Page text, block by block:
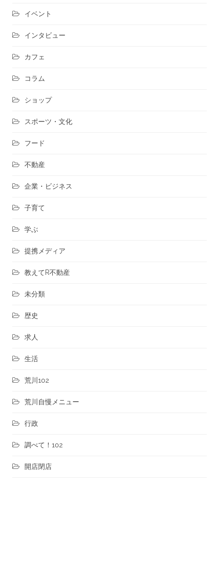
イベント
インタビュー
カフェ
コラム
ショップ
スポーツ・文化
フード
不動産
企業・ビジネス
子育て
学ぶ
提携メディア
教えてR不動産
未分類
歴史
求人
生活
荒川102
荒川自慢メニュー
行政
調べて！102
開店閉店